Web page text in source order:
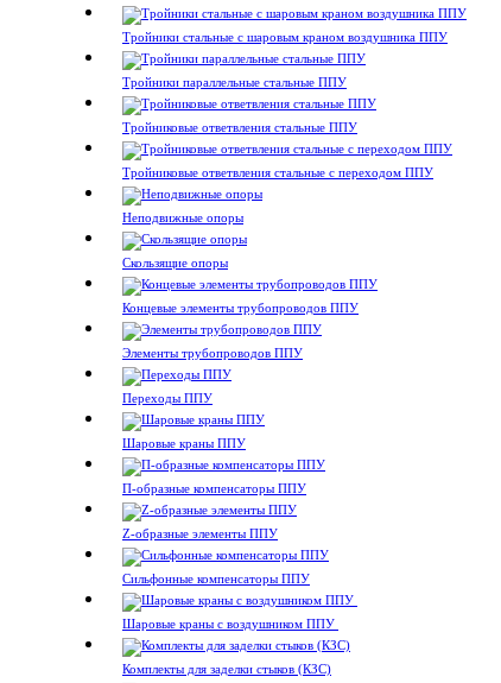
Тройники стальные с шаровым краном воздушника ППУ
Тройники параллельные стальные ППУ
Тройниковые ответвления стальные ППУ
Тройниковые ответвления стальные с переходом ППУ
Неподвижные опоры
Скользящие опоры
Концевые элементы трубопроводов ППУ
Элементы трубопроводов ППУ
Переходы ППУ
Шаровые краны ППУ
П-образные компенсаторы ППУ
Z-образные элементы ППУ
Сильфонные компенсаторы ППУ
Шаровые краны с воздушником ППУ
Комплекты для заделки стыков (КЗС)